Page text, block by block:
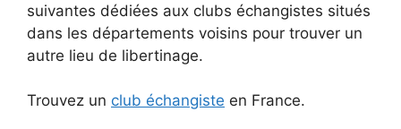
suivantes dédiées aux clubs échangistes situés
dans les départements voisins pour trouver un
autre lieu de libertinage.
Trouvez un club échangiste en France.